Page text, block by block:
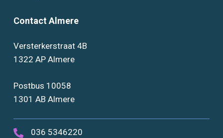
Contact Almere
Versterkerstraat 4B
1322 AP Almere
Postbus 10058
1301 AB Almere
036 5346220